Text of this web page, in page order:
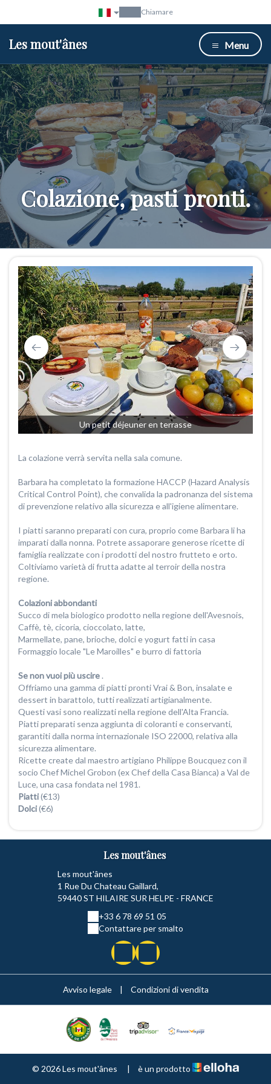
Chiamare
Les mout'ânes Menu
Colazione, pasti pronti.
Un petit déjeuner en terrasse
La colazione verrà servita nella sala comune.
Barbara ha completato la formazione HACCP (Hazard Analysis
Critical Control Point), che convalida la padronanza del sistema
di prevenzione relativo alla sicurezza e all'igiene alimentare.
I piatti saranno preparati con cura, proprio come Barbara li ha
imparati dalla nonna. Potrete assaporare generose ricette di
famiglia realizzate con i prodotti del nostro frutteto e orto.
Coltiviamo varietà di frutta adatte al terroir della nostra
regione.
Colazioni abbondanti
Succo di mela biologico prodotto nella regione dell'Avesnois,
Caffè, tè, cicoria, cioccolato, latte,
Marmellate, pane, brioche, dolci e yogurt fatti in casa
Formaggio locale "Le Maroilles" e burro di fattoria
Se non vuoi più uscire .
Offriamo una gamma di piatti pronti Vrai & Bon, insalate e
dessert in barattolo, tutti realizzati artigianalmente.
Questi vasi sono realizzati nella regione dell'Alta Francia.
Piatti preparati senza aggiunta di coloranti e conservanti,
garantiti dalla norma internazionale ISO 22000, relativa alla
sicurezza alimentare.
Ricette create dal maestro artigiano Philippe Boucquez con il
socio Chef Michel Grobon (ex Chef della Casa Bianca) a Val de
Luce, una casa fondata nel 1981.
Piatti(€13)
Dolci(€6)
Les mout'ânes
Les mout'ânes
1 Rue Du Chateau Gaillard,
59440 ST HILAIRE SUR HELPE - FRANCE
+33 6 78 69 51 05
Contattare per smalto
Avviso legale | Condizioni di vendita
© 2026 Les mout'ânes | è un prodotto